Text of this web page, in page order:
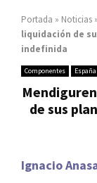
Portada » Noticias »
liquidación de
indefinida
Componentes España
de sus
Ignacio